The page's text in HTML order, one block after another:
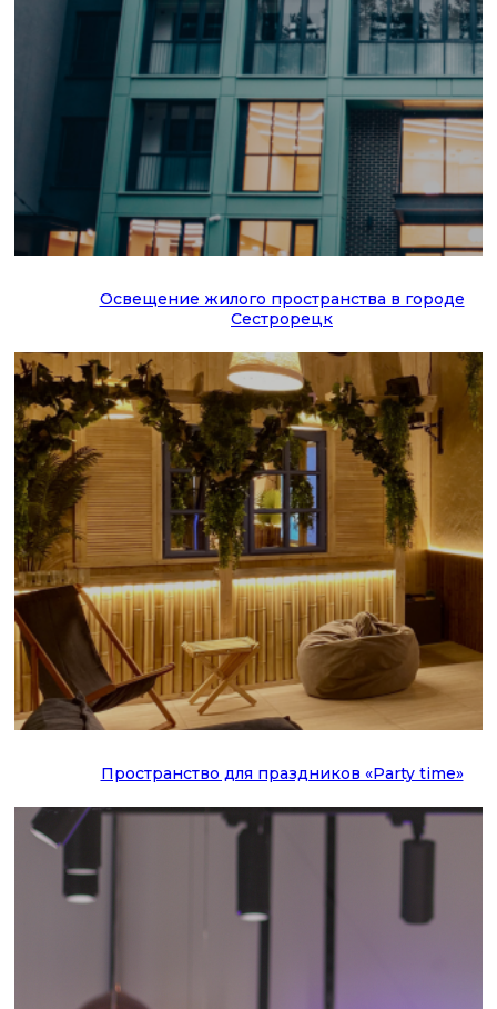
Освещение жилого пространства в городе
Сестрорецк
Пространство для праздников «Party time»